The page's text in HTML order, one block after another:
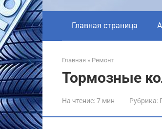
Главная страница
Главная » Ремонт
Тормозные
На чтение:7 мин Рубрика: